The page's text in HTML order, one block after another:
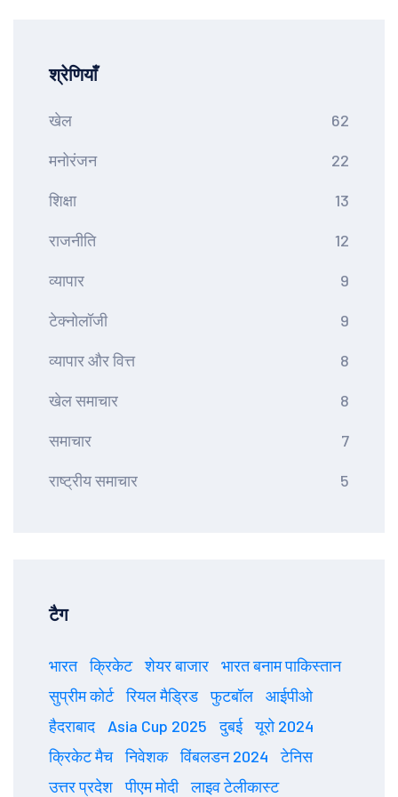
श्रेणियाँ
खेल 62
मनोरंजन 22
शिक्षा 13
राजनीति 12
व्यापार 9
टेक्नोलॉजी 9
व्यापार और वित्त 8
खेल समाचार 8
समाचार 7
राष्ट्रीय समाचार 5
टैग
भारत क्रिकेट शेयर बाजार
भारत बनाम पाकिस्तान
सुप्रीम कोर्ट
रियल मैड्रिड फुटबॉल
आईपीओ
हैदराबाद
Asia Cup 2025 दुबई
यूरो 2024
क्रिकेट मैच
निवेशक विंबलडन 2024
टेनिस
उत्तर प्रदेश
पीएम मोदी
लाइव टेलीकास्ट